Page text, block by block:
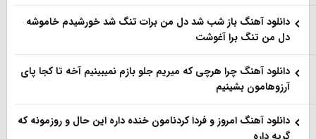
دانلود آهنگ باز شب شد دل من برات تنگ شد خورشیدم خاموشه
دل من تنگ برا آغوشت
دانلود آهنگ چرا هرچی که میریم جلو بازم نمیبینیم آخه تا کجا پای
آرزوهامون بشینیم
دانلود آهنگ امروز و فردا کردنامون خنده داره این حال و روزمونه که